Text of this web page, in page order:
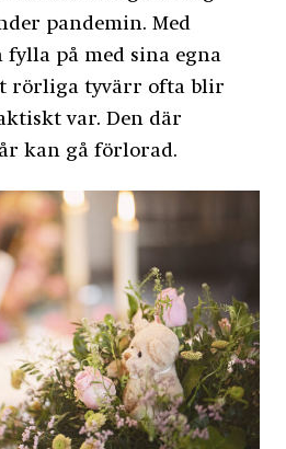
pandemin. Med
på med sina egna
rörliga tyvärr ofta blir
var. Den där
kan gå förlorad.